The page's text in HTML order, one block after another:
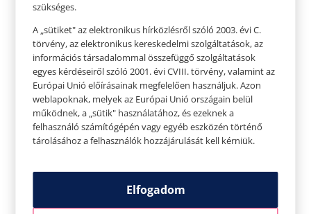
színházlátogató társak iránt, ha nem késünk el.
– A mellékhelyiségbe még az előadás előtt, vagy
a szünetben illik kimenni. Ha az előadás alatt
mászkálunk az nem csak azokat zavarja, akikkel
egy sorban ülünk, de a színészeket is.
– Előadás alatt nem tanácsos zörögni, beszélni,
nincs evés, mint a moziban. A mozihoz
előadáson ezeknek nincs helye. Nem szükséges
szükséges.
A „sütiket" az elektronikus hírközlésről szóló 2003. évi C.
törvény, az elektronikus kereskedelmi szolgáltatások, az
információs társadalommal összefüggő szolgáltatások
egyes kérdéseiről szóló 2001. évi CVIII. törvény, valamint az
Európai Unió előírásainak megfelelően használjuk. Azon
weblapoknak, melyek az Európai Unió országain belül
működnek, a „sütik" használatához, és ezeknek a
felhasználó számítógépén vagy egyéb eszközén történő
tárolásához a felhasználók hozzájárulását kell kérniük.
Elfogadom